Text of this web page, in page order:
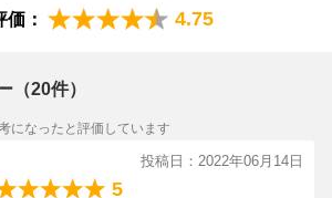
価： 4.75
（20件）
になったと評価しています
投稿日：2022年06月14日
5